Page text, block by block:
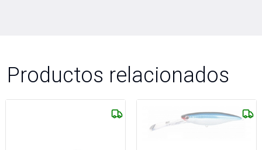
Productos relacionados